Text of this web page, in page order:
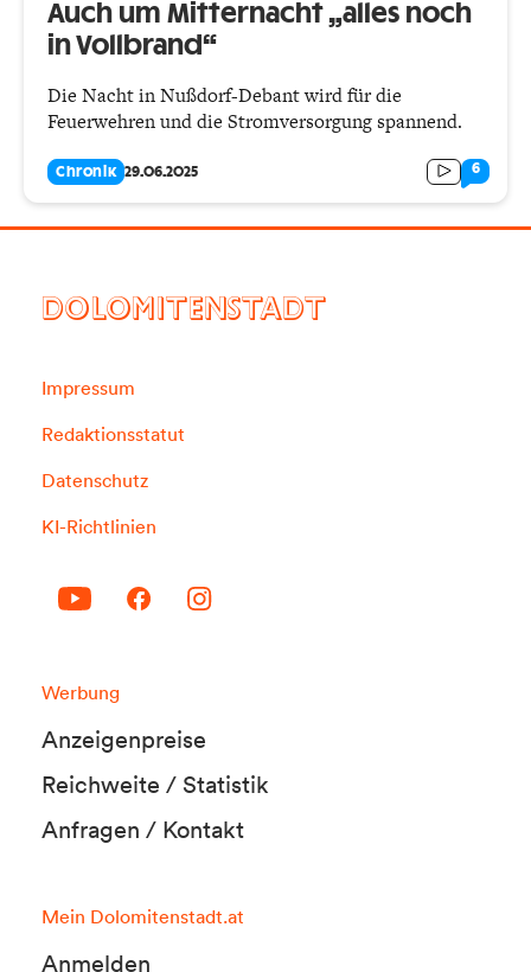
Auch um Mitternacht „alles noch
in Vollbrand“
Die Nacht in Nußdorf-Debant wird für die
Feuerwehren und die Stromversorgung spannend.
Chronik 29.06.2025 6
DOLOMITENSTADT
Impressum
Redaktionsstatut
Datenschutz
KI-Richtlinien
Werbung
Anzeigenpreise
Reichweite / Statistik
Anfragen / Kontakt
Mein Dolomitenstadt.at
Anmelden